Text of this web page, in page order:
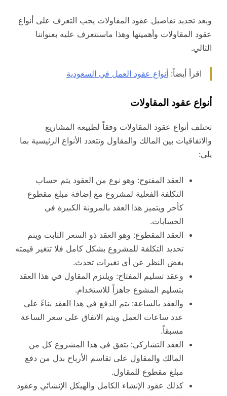
وبعد تحديد تفاصيل عقود المقاولات يجب التعرف على أنواع
عقود المقاولات وأهميتها وهذا ماسنتعرف عليه بعنواننا
التالي.
اقرأ أيضاً: أنواع عقود العمل في السعودية
أنواع عقود المقاولات
تختلف أنواع عقود المقاولات وفقاً لطبيعة المشاريع
والاتفاقيات بين المالك والمقاول وتتعدد الأنواع الرئيسية بما
يلي:
العقد المفتوح: وهو نوع من العقود يتم حساب
التكلفة الفعلية لمشروع مع إضافة مبلغ مقطوع
كأجر ويتميز هذا العقد بالمرونة الكبيرة في
الحسابات.
العقد المقطوع: وهو العقد ذو السعر الثابت ويتم
تحديد التكلفة للمشروع بشكل كامل فلا تتغير قيمته
بغض النظر عن أي تغيرات تحدث.
وعقد تسليم المفتاح: ويلتزم المقاول في هذا العقد
بتسليم المشوع جاهزاً للاستخدام.
والعقد بالساعة: يتم الدفع في هذا العقد بناءً على
عدد ساعات العمل ويتم الاتفاق على سعر الساعة
مسبقاً.
العقد التشاركي: يتفق في هذا المشروع كل من
المالك والمقاول على تقاسم الأرباح بدل من دفع
مبلغ مقطوع للمقاول.
كذلك عقود الإنشاء الكامل والهيكل الإنشائي وعقود